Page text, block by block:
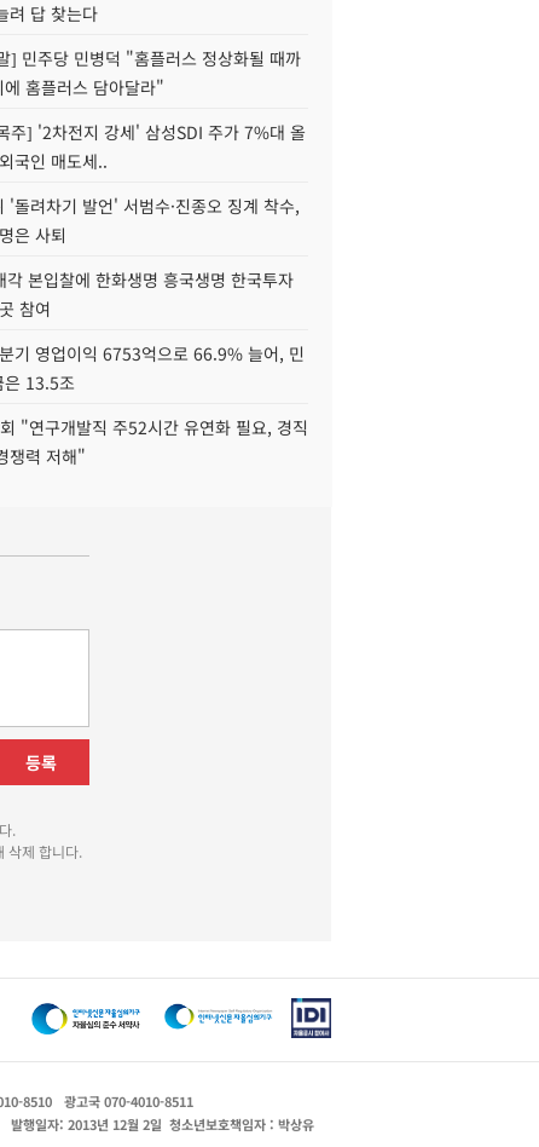
려 답 찾는다
] 민주당 민병덕 "홈플러스 정상화될 때까
에 홈플러스 담아달라"
주] '2차전지 강세' 삼성SDI 주가 7%대 올
국인 매도세..
'돌려차기 발언' 서범수·진종오 징계 착수,
은 사퇴
각 본입찰에 한화생명 흥국생명 한국투자
참여
기 영업이익 6753억으로 66.9% 늘어, 민
은 13.5조
"연구개발직 주52시간 유연화 필요, 경직
쟁력 저해"
등록
.
삭제 합니다.
8510
광고국 070-4010-8511
발행일자: 2013년 12월 2일 청소년보호책임자 : 박상유